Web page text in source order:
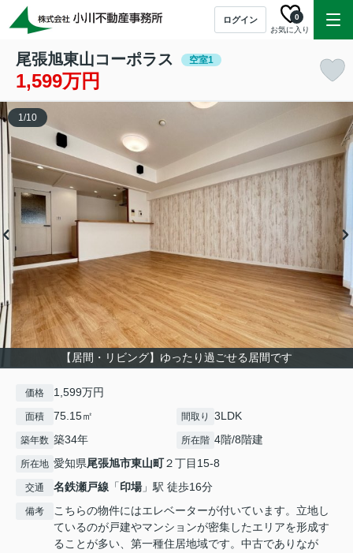
ログイン
お気に入り
0
尾張旭東山コーポラス 空室1
1,599万円
【居間・リビング】ゆったり過ごせる居間です
1/10
価格 1,599万円
面積 75.15㎡ 間取り 3LDK
築年数 築34年 所在階 4階/8階建
所在地 愛知県尾張旭市東山町２丁目15-8
交通 名鉄瀬戸線 「印場」駅 徒歩16分
備考
こちらの物件にはエレベーターが付いています。立地し
ているのが戸建やマンションが密集したエリアを形成す
ることが多い、第一種住居地域です。中古でありなが